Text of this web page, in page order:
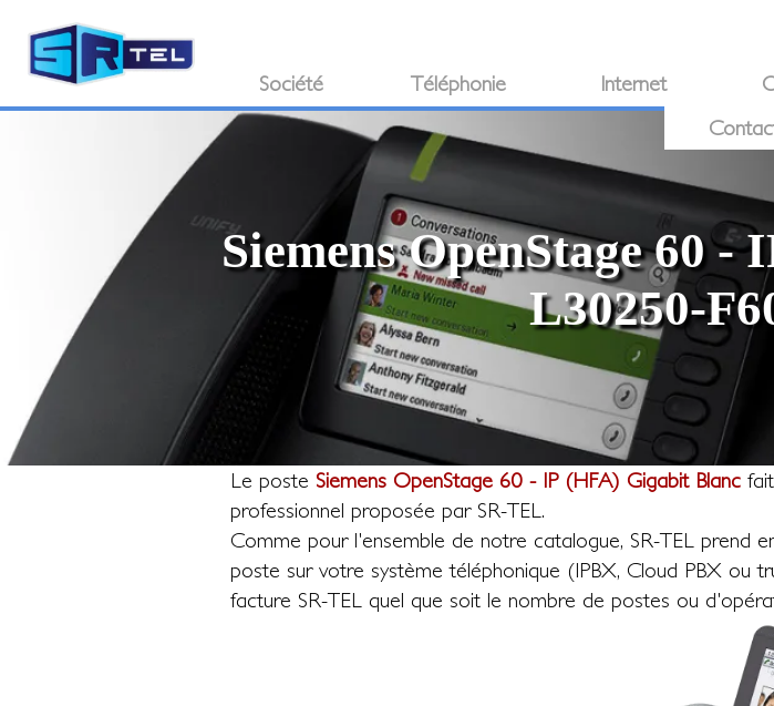
Société Téléphonie Internet
Siemens OpenStage 60
L30250-
Le poste Siemens OpenStage 60 - IP (HFA) Gigabit Blanc
professionnel proposée par SR-TEL.
Comme pour l'ensemble de notre catalogue, SR-TEL prend
poste sur votre système téléphonique (IPBX, Cloud PBX ou
facture SR-TEL quel que soit le nombre de postes ou